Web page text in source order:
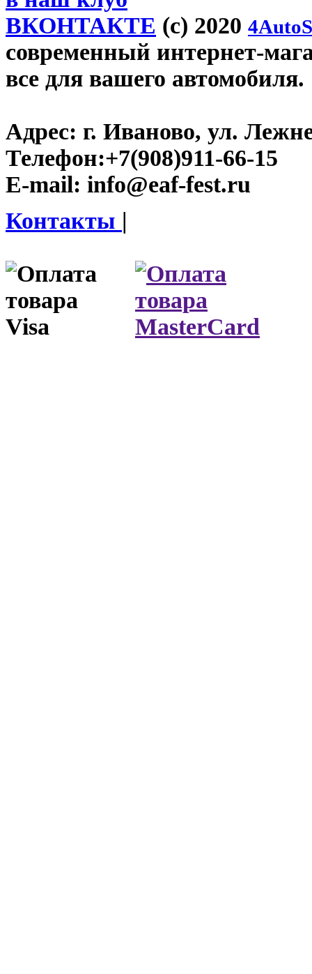
ВКОНТАКТЕ (c) 2020
современный интернет-
все для вашего автомобиля.
Адрес: г. Иваново, ул.
Телефон:+7(908)911-66-15
E-mail: info@eaf-fest.ru
Контакты |